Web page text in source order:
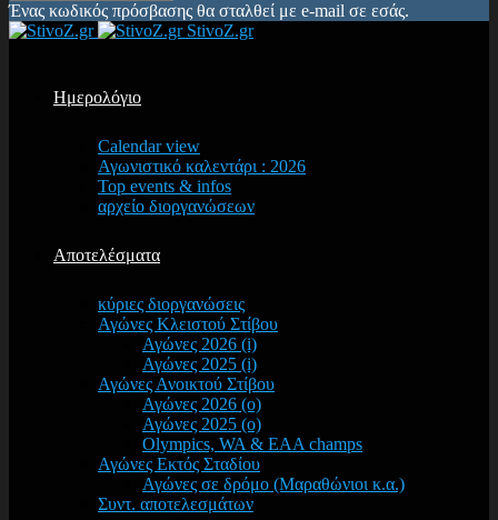
Ένας κωδικός πρόσβασης θα σταλθεί με e-mail σε εσάς.
StivoZ.gr
Ημερολόγιο
Calendar view
Αγωνιστικό καλεντάρι : 2026
Top events & infos
αρχείο διοργανώσεων
Αποτελέσματα
κύριες διοργανώσεις
Αγώνες Κλειστού Στίβου
Αγώνες 2026 (i)
Αγώνες 2025 (i)
Αγώνες Ανοικτού Στίβου
Αγώνες 2026 (o)
Αγώνες 2025 (o)
Olympics, WA & EAA champs
Αγώνες Εκτός Σταδίου
Αγώνες σε δρόμο (Μαραθώνιοι κ.α.)
Συντ. αποτελεσμάτων